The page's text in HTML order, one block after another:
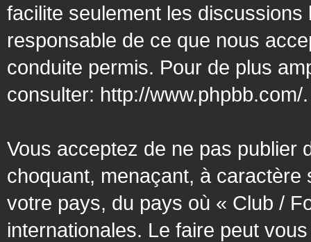
facilite seulement les
responsable de ce que nous
conduite permis. Pour de plus
consulter: http://www.phpbb.com/.
Vous acceptez de ne pas publier
choquant, menaçant, à
votre pays, du pays où « Club /
internationales. Le faire peut